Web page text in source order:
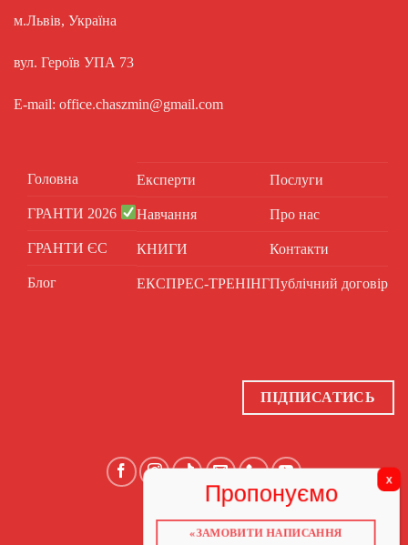
м.Львів, Україна
вул. Героїв УПА 73
E-mail: office.chaszmin@gmail.com
Головна
ГРАНТИ 2026
ГРАНТИ ЄС
Блог
Експерти
Навчання
КНИГИ
ЕКСПРЕС-ТРЕНІНГ
Послуги
Про нас
Контакти
Публічний договір
ПІДПИСАТИСЬ
ГОЛОВНА
«ЗАМОВИТИ НАПИСАННЯ